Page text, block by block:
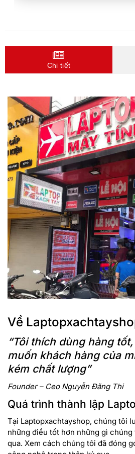
Chi tiết
Về
“Tôi thích dùng hàng
muốn khách hàng của
kém chất lượng”
Founder – Ceo Nguyễn Đăng Thi
Quá trình thành lập
Tại Laptopxachtayshop, chúng tôi
những điều tốt hơn những gì chúng
qua. Xem cách chúng tôi đã đóng